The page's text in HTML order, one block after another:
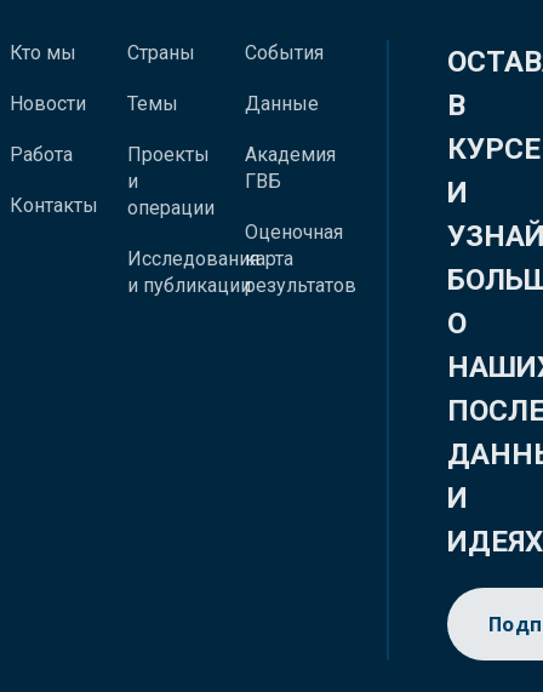
Кто мы
Новости
Работа
Контакты
Страны
Темы
Проекты
и
операции
Исследования
и публикации
События
Данные
Академия
ГВБ
Оценочная
карта
результатов
В
КУРСЕ
И
О
И
ИДЕЯХ